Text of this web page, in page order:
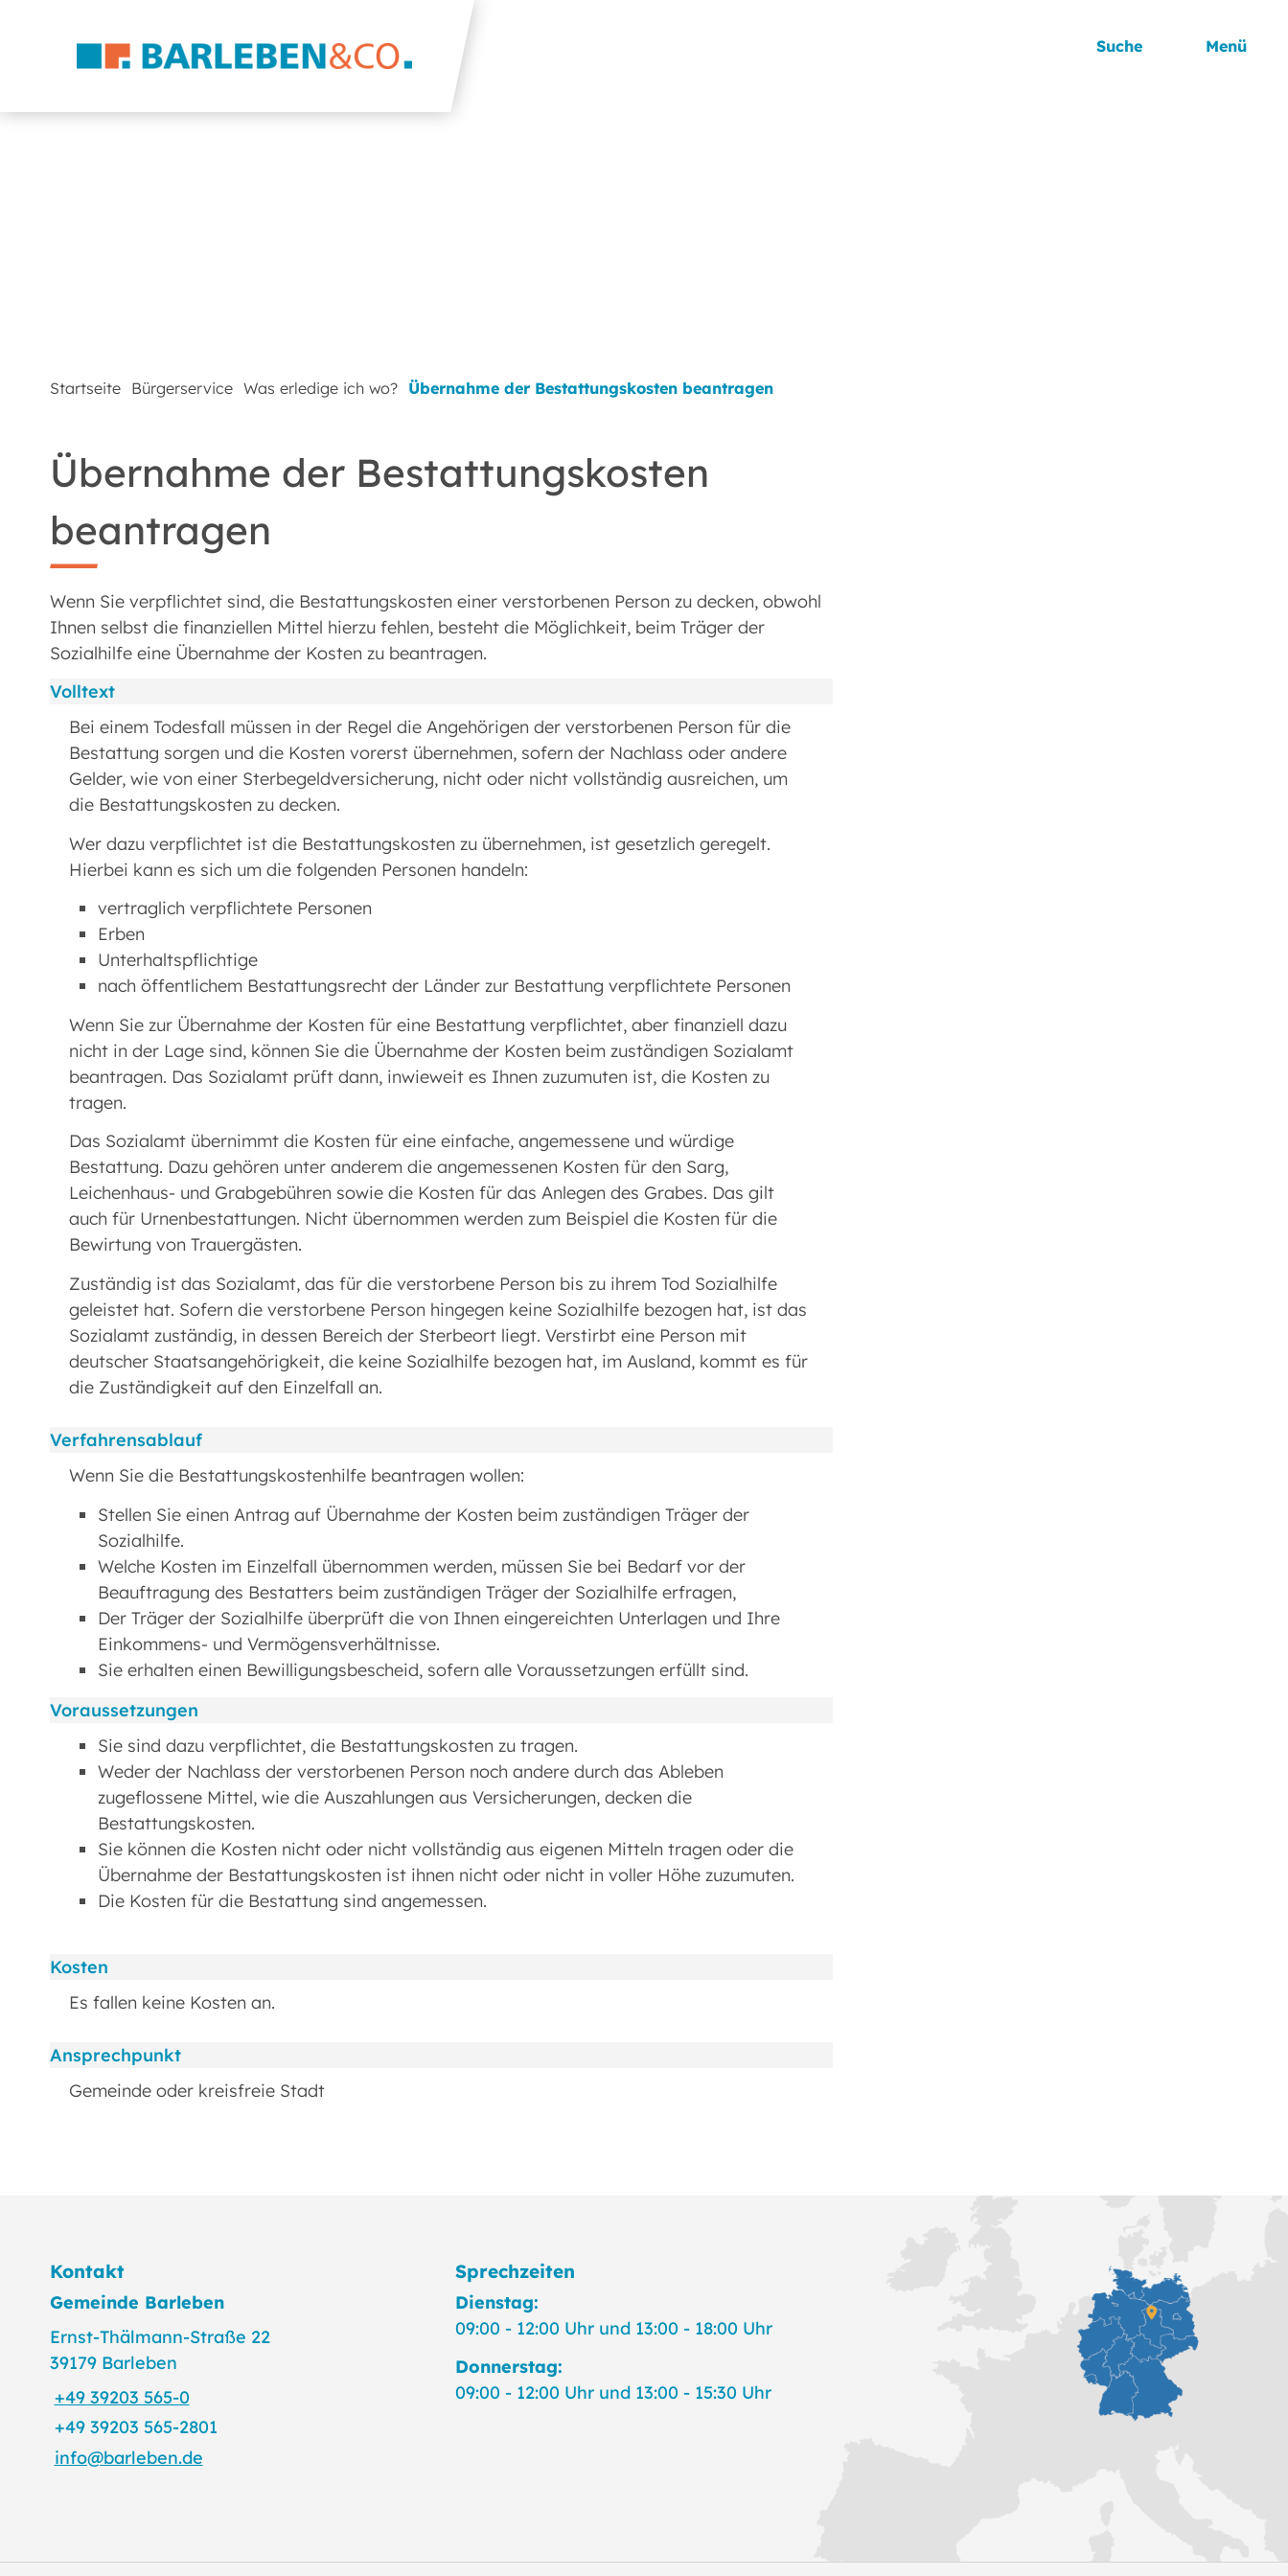
Suche Menü
Startseite Bürgerservice Was erledige ich wo? Übernahme der Bestattungskosten beantragen
Übernahme der Bestattungskosten
beantragen
Wenn Sie verpflichtet sind, die Bestattungskosten einer verstorbenen Person zu decken, obwohl
Ihnen selbst die finanziellen Mittel hierzu fehlen, besteht die Möglichkeit, beim Träger der
Sozialhilfe eine Übernahme der Kosten zu beantragen.
Volltext
Bei einem Todesfall müssen in der Regel die Angehörigen der verstorbenen Person für die
Bestattung sorgen und die Kosten vorerst übernehmen, sofern der Nachlass oder andere
Gelder, wie von einer Sterbegeldversicherung, nicht oder nicht vollständig ausreichen, um
die Bestattungskosten zu decken.
Wer dazu verpflichtet ist die Bestattungskosten zu übernehmen, ist gesetzlich geregelt.
Hierbei kann es sich um die folgenden Personen handeln:
vertraglich verpflichtete Personen
Erben
Unterhaltspflichtige
nach öffentlichem Bestattungsrecht der Länder zur Bestattung verpflichtete Personen
Wenn Sie zur Übernahme der Kosten für eine Bestattung verpflichtet, aber finanziell dazu
nicht in der Lage sind, können Sie die Übernahme der Kosten beim zuständigen Sozialamt
beantragen. Das Sozialamt prüft dann, inwieweit es Ihnen zuzumuten ist, die Kosten zu
tragen.
Das Sozialamt übernimmt die Kosten für eine einfache, angemessene und würdige
Bestattung. Dazu gehören unter anderem die angemessenen Kosten für den Sarg,
Leichenhaus- und Grabgebühren sowie die Kosten für das Anlegen des Grabes. Das gilt
auch für Urnenbestattungen. Nicht übernommen werden zum Beispiel die Kosten für die
Bewirtung von Trauergästen.
Zuständig ist das Sozialamt, das für die verstorbene Person bis zu ihrem Tod Sozialhilfe
geleistet hat. Sofern die verstorbene Person hingegen keine Sozialhilfe bezogen hat, ist das
Sozialamt zuständig, in dessen Bereich der Sterbeort liegt. Verstirbt eine Person mit
deutscher Staatsangehörigkeit, die keine Sozialhilfe bezogen hat, im Ausland, kommt es für
die Zuständigkeit auf den Einzelfall an.
Verfahrensablauf
Wenn Sie die Bestattungskostenhilfe beantragen wollen:
Stellen Sie einen Antrag auf Übernahme der Kosten beim zuständigen Träger der
Sozialhilfe.
Welche Kosten im Einzelfall übernommen werden, müssen Sie bei Bedarf vor der
Beauftragung des Bestatters beim zuständigen Träger der Sozialhilfe erfragen,
Der Träger der Sozialhilfe überprüft die von Ihnen eingereichten Unterlagen und Ihre
Einkommens- und Vermögensverhältnisse.
Sie erhalten einen Bewilligungsbescheid, sofern alle Voraussetzungen erfüllt sind.
Voraussetzungen
Sie sind dazu verpflichtet, die Bestattungskosten zu tragen.
Weder der Nachlass der verstorbenen Person noch andere durch das Ableben
zugeflossene Mittel, wie die Auszahlungen aus Versicherungen, decken die
Bestattungskosten.
Sie können die Kosten nicht oder nicht vollständig aus eigenen Mitteln tragen oder die
Übernahme der Bestattungskosten ist ihnen nicht oder nicht in voller Höhe zuzumuten.
Die Kosten für die Bestattung sind angemessen.
Kosten
Es fallen keine Kosten an.
Ansprechpunkt
Gemeinde oder kreisfreie Stadt
Kontakt
Gemeinde Barleben
Ernst-Thälmann-Straße 22
39179 Barleben
+49 39203 565-0
+49 39203 565-2801
info@barleben.de
Sprechzeiten
Dienstag:
09:00 - 12:00 Uhr und 13:00 - 18:00 Uhr
Donnerstag:
09:00 - 12:00 Uhr und 13:00 - 15:30 Uhr